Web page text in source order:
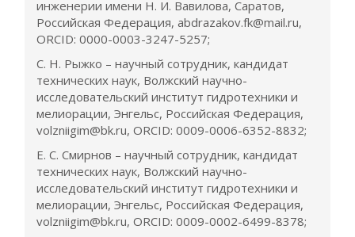
инженерии имени Н. И. Вавилова, Саратов,
Российская Федерация, abdrazakov.fk@mail.ru,
ORCID: 0000-0003-3247-5257;
С. Н. Рыжко – научный сотрудник, кандидат
технических наук, Волжский научно-
исследовательский институт гидротехники и
мелиорации, Энгельс, Российская Федерация,
volzniigim@bk.ru, ORCID: 0009-0006-6352-8832;
Е. С. Смирнов – научный сотрудник, кандидат
технических наук, Волжский научно-
исследовательский институт гидротехники и
мелиорации, Энгельс, Российская Федерация,
volzniigim@bk.ru, ORCID: 0009-0002-6499-8378;